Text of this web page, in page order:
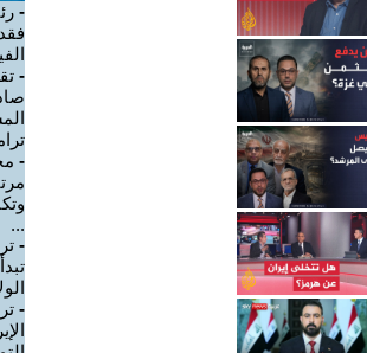
-
-
-
...
-
-